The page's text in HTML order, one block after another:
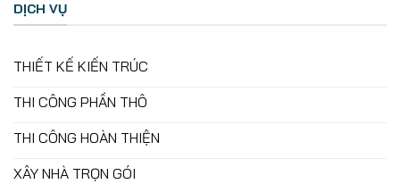
DỊCH VỤ
THIẾT KẾ KIẾN TRÚC
THI CÔNG PHẦN THÔ
THI CÔNG HOÀN THIỆN
XÂY NHÀ TRỌN GÓI